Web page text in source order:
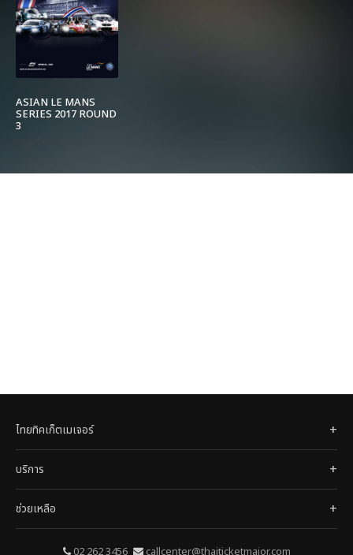
ASIAN LE MANS
SERIES 2017 ROUND
3
ไทยทิคเก็ตเมเจอร์
บริการ
ช่วยเหลือ